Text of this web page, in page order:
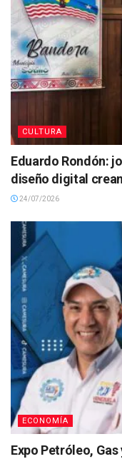
CULTURA
Eduardo Rondón:
diseño digital
24/07/2026
ECONOMÍA
Expo Petróleo,